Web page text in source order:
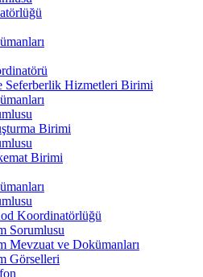
Seferberlik Hizmetleri Birimi
Birimi
Birimi
Koordinatörlüğü
Sorumlusu
Mevzuat ve Dokümanları
Görselleri